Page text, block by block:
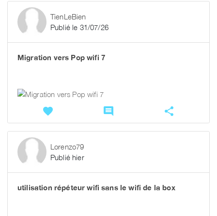
TienLeBien
Publié le 31/07/26
Migration vers Pop wifi 7
favorite comment share
Lorenzo79
Publié hier
utilisation répéteur wifi sans le wifi de la box